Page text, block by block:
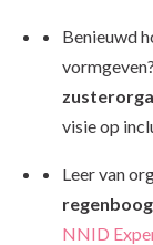
Benieuwd
vormgeven?
visie op
Leer van
NNID